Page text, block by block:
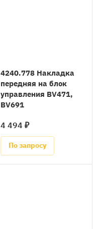
4240.778 Накладка
передняя на блок
управления BV471,
BV691
4 494 ₽
По запросу